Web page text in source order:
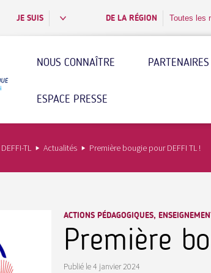
JE SUIS DE LA RÉGION Toutes les
NOUS CONNAÎTRE PARTENAIRES
ESPACE PRESSE
DEFFI-TL Actualités Première bougie pour DEFFI TL !
ACTIONS PÉDAGOGIQUES,
Première
Publié le4 janvier 2024